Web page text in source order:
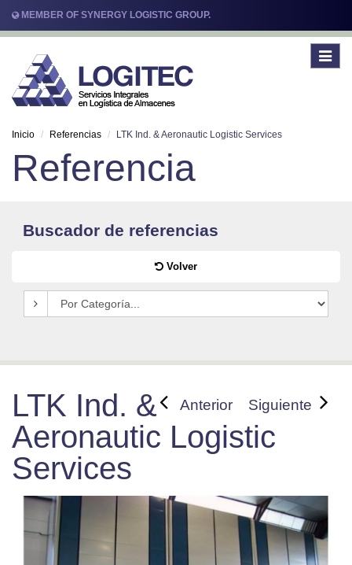
MEMBER OF SYNERGY LOGISTIC GROUP.
Toggle
Inicio Referencias LTK Ind. & Aeronautic Logistic Services
Referencia
Buscador de referencias
Volver
Anterior Siguiente
LTK Ind. &
Aeronautic Logistic
Services